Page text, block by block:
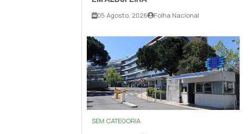
05 Agosto, 2026 Folha Nacional
SEM CATEGORIA